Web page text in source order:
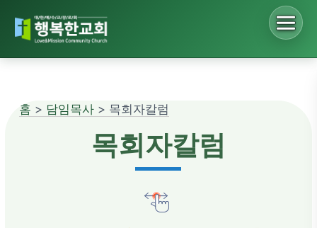
홈 > 담임목사> 목회자칼럼
목회자칼럼
Sketchbook5, 스케치북5
Sketchbook5, 스케치북5